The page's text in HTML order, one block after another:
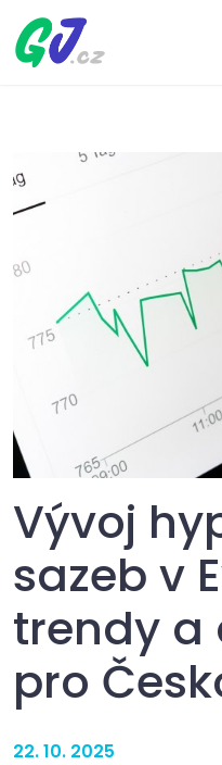
Vývoj
sazeb v
trendy
pro
22. 10. 2025